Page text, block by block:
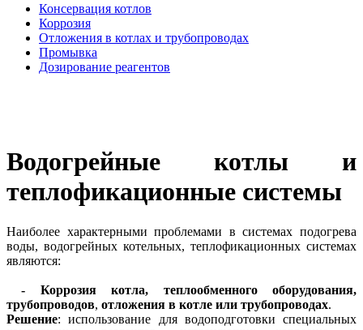
Консервация котлов
Коррозия
Отложения в котлах и трубопроводах
Промывка
Дозирование реагентов
Водогрейные котлы и
теплофикационные системы
Наиболее характерными проблемами в системах подогрева
воды, водогрейных котельных, теплофикационных системах
являются:
- Коррозия котла, теплообменного оборудования,
трубопроводов, отложения в котле или трубопроводах.
Решение: использование для водоподготовки специальных